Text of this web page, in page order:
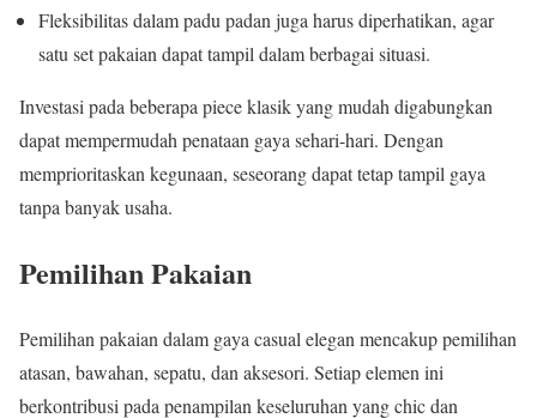
Fleksibilitas dalam padu padan juga harus diperhatikan, agar
satu set pakaian dapat tampil dalam berbagai situasi.
Investasi pada beberapa piece klasik yang mudah digabungkan
dapat mempermudah penataan gaya sehari-hari. Dengan
memprioritaskan kegunaan, seseorang dapat tetap tampil gaya
tanpa banyak usaha.
Pemilihan Pakaian
Pemilihan pakaian dalam gaya casual elegan mencakup pemilihan
atasan, bawahan, sepatu, dan aksesori. Setiap elemen ini
berkontribusi pada penampilan keseluruhan yang chic dan